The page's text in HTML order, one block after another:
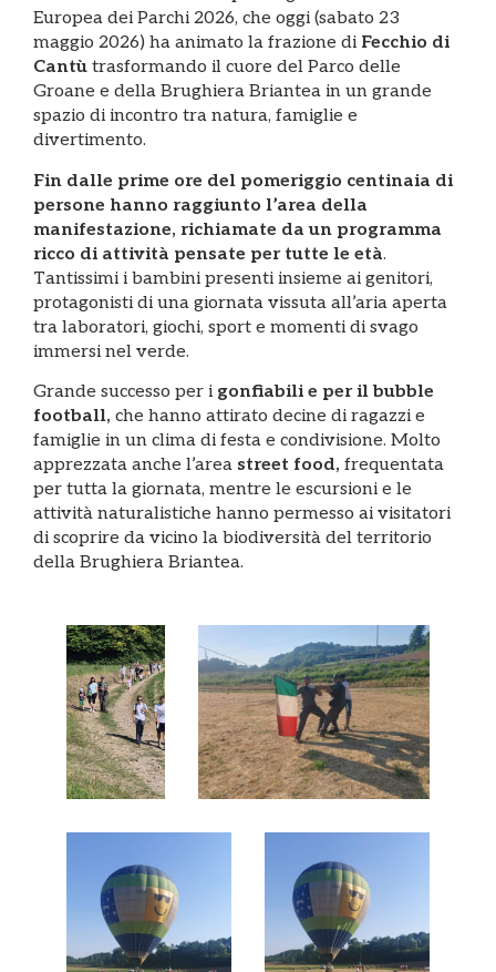
Europea dei Parchi 2026, che oggi (sabato 23
maggio 2026) ha animato la frazione di Fecchio di
Cantù trasformando il cuore del Parco delle
Groane e della Brughiera Briantea in un grande
spazio di incontro tra natura, famiglie e
divertimento.
Fin dalle prime ore del pomeriggio centinaia di
persone hanno raggiunto l’area della
manifestazione, richiamate da un programma
ricco di attività pensate per tutte le età.
Tantissimi i bambini presenti insieme ai genitori,
protagonisti di una giornata vissuta all’aria aperta
tra laboratori, giochi, sport e momenti di svago
immersi nel verde.
Grande successo per i gonfiabili e per il bubble
football, che hanno attirato decine di ragazzi e
famiglie in un clima di festa e condivisione. Molto
apprezzata anche l’area street food, frequentata
per tutta la giornata, mentre le escursioni e le
attività naturalistiche hanno permesso ai visitatori
di scoprire da vicino la biodiversità del territorio
della Brughiera Briantea.